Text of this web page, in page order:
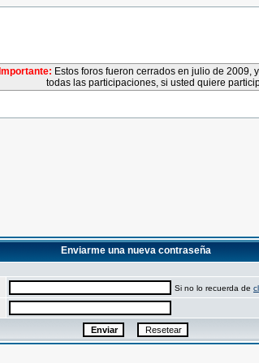
Importante: Estos foros fueron cerrados en julio de 2009,
todas las participaciones, si usted quiere
Enviarme una nueva contraseña
Si no lo recuerda de